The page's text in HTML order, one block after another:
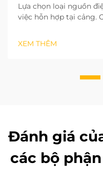
Lựa chọn loại nguồn
việc hỗn hợp tại cảng.
trong nhà lẫn bốc dỡ
loại nguồn điện trở
XEM THÊM
Đánh giá
các bộ